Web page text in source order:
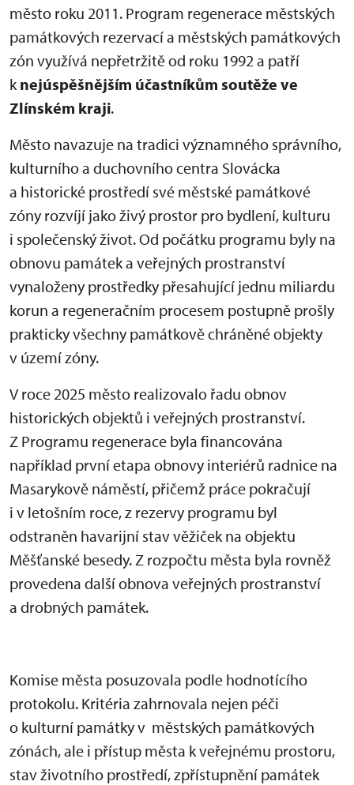
město roku 2011. Program regenerace městských
památkových rezervací a městských památkových
zón využívá nepřetržitě od roku 1992 a patří
knejúspěšnějším účastníkům soutěže ve
Zlínském kraji.
Město navazuje na tradici významného správního,
kulturního a duchovního centra Slovácka
a historické prostředí své městské památkové
zóny rozvíjí jako živý prostor pro bydlení, kulturu
i společenský život. Od počátku programu byly na
obnovu památek a veřejných prostranství
vynaloženy prostředky přesahující jednu miliardu
korun a regeneračním procesem postupně prošly
prakticky všechny památkově chráněné objekty
v území zóny.
V roce 2025 město realizovalo řadu obnov
historických objektů i veřejných prostranství.
Z Programu regenerace byla financována
například první etapa obnovy interiérů radnice na
Masarykově náměstí, přičemž práce pokračují
i v letošním roce, z rezervy programu byl
odstraněn havarijní stav věžiček na objektu
Měšťanské besedy. Z rozpočtu města byla rovněž
provedena další obnova veřejných prostranství
a drobných památek.
Komise města posuzovala podle hodnotícího
protokolu. Kritéria zahrnovala nejen péči
o kulturní památky v městských památkových
zónách, ale i přístup města k veřejnému prostoru,
stav životního prostředí, zpřístupnění památek